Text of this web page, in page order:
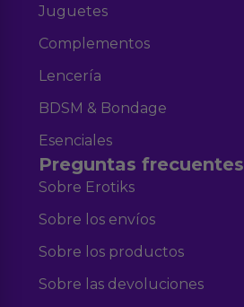
Juguetes
Complementos
Lencería
BDSM & Bondage
Esenciales
Preguntas frecuentes
Sobre Erotiks
Sobre los envíos
Sobre los productos
Sobre las devoluciones